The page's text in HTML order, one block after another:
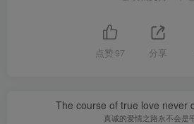
点赞 97 分享
The course of true love never
真诚的爱情之路永不会是